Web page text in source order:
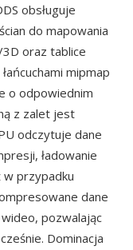
obsługuje
do mapowania
oraz tablice
mipmap
o odpowiednim
z zalet jest
odczytuje dane
ładowanie
przypadku
dane
pozwalając
Dominacja